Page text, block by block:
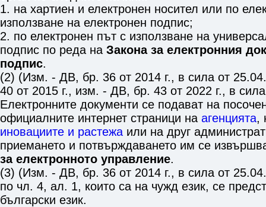
1. на хартиен и електронен носител или по
използване на електронен подпис;
2. по електронен път с използване на
подпис по реда на Закона за електронния
подпис.
(2) (Изм. - ДВ, бр. 36 от 2014 г., в сила от
40 от 2015 г., изм. - ДВ, бр. 43 от 2022 г., в
Електронните документи се подават на
официалните интернет страници на агенцията,
иновациите и растежа или на друг
приемането и потвърждаването им се
за електронното управление.
(3) (Изм. - ДВ, бр. 36 от 2014 г., в сила от
по чл. 4, ал. 1, които са на чужд език, се
български език.